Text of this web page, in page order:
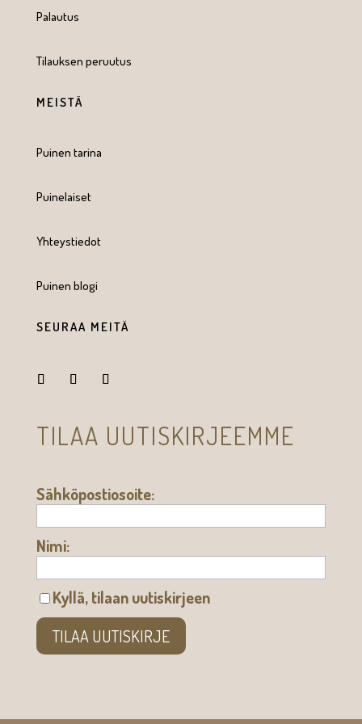
Palautus
Tilauksen peruutus
MEISTÄ
Puinen tarina
Puinelaiset
Yhteystiedot
Puinen blogi
SEURAA MEITÄ
TILAA UUTISKIRJEEMME
Sähköpostiosoite:
Nimi:
Kyllä, tilaan uutiskirjeen